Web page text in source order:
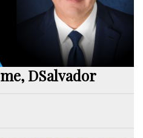
DSalvador